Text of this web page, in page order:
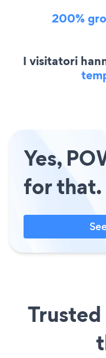
200%
I visitatori
Yes,
for that.